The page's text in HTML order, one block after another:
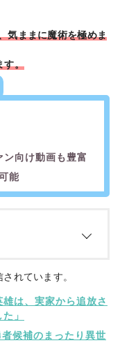
気ままに魔術を極めま
す。
向け動画も豊富
能
メ専用動画配信サー
よるラジオやライブ映
ャンルにも力を入れ
くさん。
れています。
は、実家から追放さ
」
候補のまったり異世